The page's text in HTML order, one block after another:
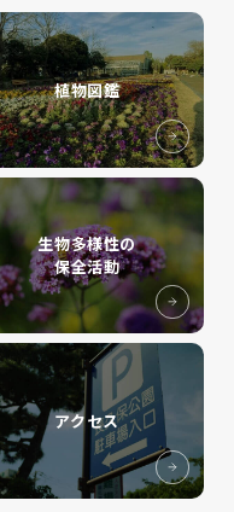
植物図鑑
生物多様性の
保全活動
アクセス